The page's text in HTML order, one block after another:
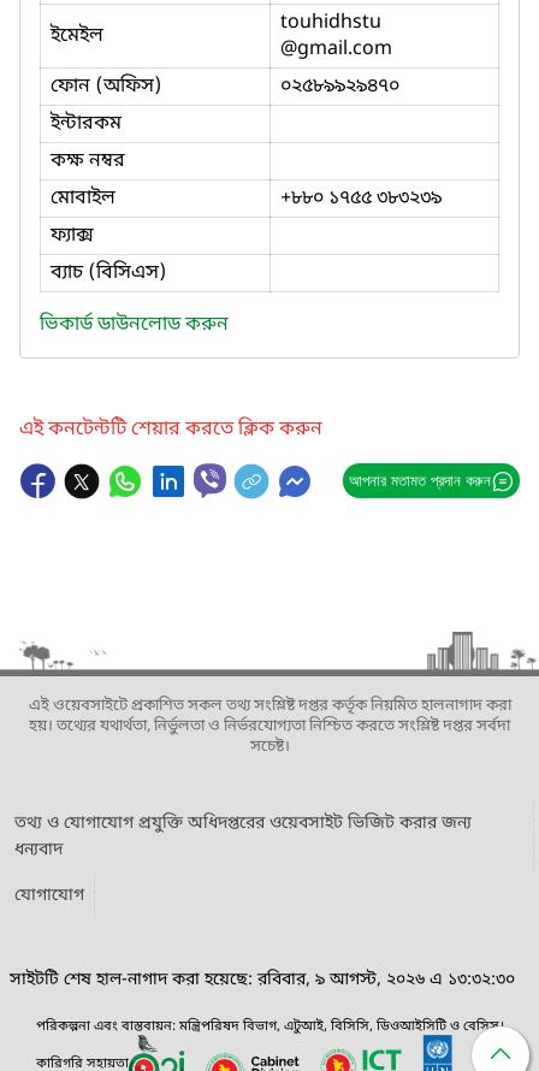
ইমেইল
touhidhstu
@gmail.com
ফোন (অফিস)
০২৫৮৯৯২৯৪৭০
ইন্টারকম
কক্ষ নম্বর
মোবাইল
+৮৮০ ১৭৫৫ ৩৮৩২৩৯
ফ্যাক্স
ব্যাচ (বিসিএস)
ভিকার্ড ডাউনলোড করুন
এই কনটেন্টটি শেয়ার করতে ক্লিক করুন
আপনার মতামত প্রদান করুন
এই ওয়েবসাইটে প্রকাশিত সকল তথ্য সংশ্লিষ্ট দপ্তর কর্তৃক নিয়মিত হালনাগাদ করা
হয়। তথ্যের যথার্থতা, নির্ভুলতা ও নির্ভরযোগ্যতা নিশ্চিত করতে সংশ্লিষ্ট দপ্তর সর্বদা
সচেষ্ট।
তথ্য ও যোগাযোগ প্রযুক্তি অধিদপ্তরের ওয়েবসাইট ভিজিট করার জন্য
ধন্যবাদ
যোগাযোগ
সাইটটি শেষ হাল-নাগাদ করা হয়েছে: রবিবার, ৯ আগস্ট, ২০২৬ এ ১৩:৩২:৩০
পরিকল্পনা এবং বাস্তবায়ন: মন্ত্রিপরিষদ বিভাগ, এটুআই, বিসিসি, ডিওআইসিটি ও বেসিস।
কারিগরি সহায়তা